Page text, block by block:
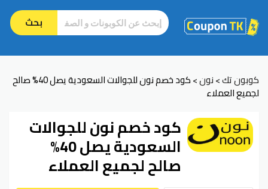
بحث
كوبون تك>نون> كود خصم نون للجوالات السعودية يصل 40% صالح
لجميع العملاء
كود خصم نون للجوالات
السعودية يصل 40%
صالح لجميع العملاء